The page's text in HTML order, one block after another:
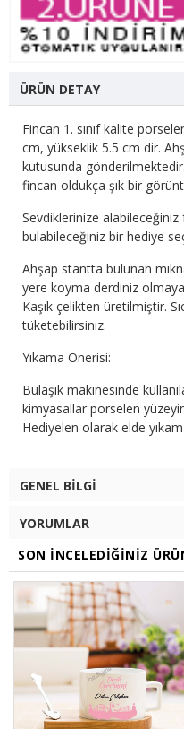
ÜRÜN DETAY
Fincan 1. sınıf kalite
cm, yükseklik 5.5 cm dir.
kutusunda
fincan oldukça şık bir
Sevdiklerinize
bulabileceğiniz bir hediye
Ahşap stantta bulunan
yere koyma derdiniz
Kaşık çelikten üretilmiştir.
tüketebilirsiniz.
Yıkama Önerisi:
Bulaşık makinesinde
kimyasallar porselen
Hediyelen olarak elde
GENEL BILGI
YORUMLAR
SON İNCELEDIĞINIZ